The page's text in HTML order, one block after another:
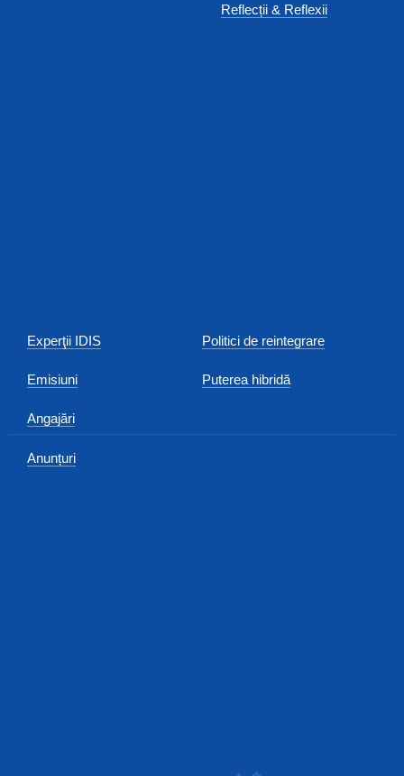
Reflecții & Reflexii
Experţii IDIS
Emisiuni
Angajări
Anunțuri
Politici de reintegrare
Puterea hibridă